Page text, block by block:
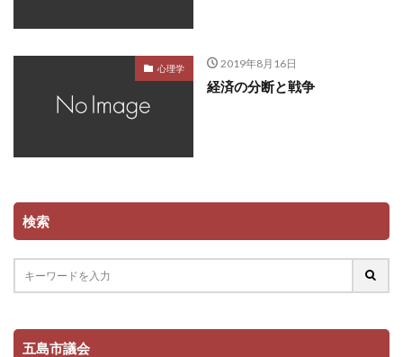
心理学 2019年8月16日
経済の分断と戦争
検索
五島市議会